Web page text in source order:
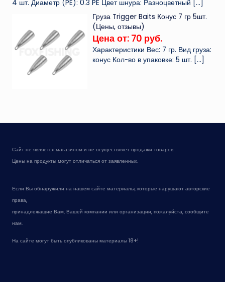
4 шт. Диаметр (PE): 0.3 PE Цвет шнура: Разноцветный […]
Груза Trigger Baits Конус 7 гр 5шт.
(Цены, отзывы)
Цена от: 70 руб.
Характеристики Вес: 7 гр. Вид груза:
конус Кол-во в упаковке: 5 шт. […]
Сайт не является магазином и не осуществляет продажи товаров.
Цены на продукты могут отличаться от заявленных.
Если Вы обнаружили на нашем сайте материалы, которые нарушают авторские
права,
принадлежащие Вам, Вашей компании или организации, пожалуйста, сообщите
нам.
На сайте могут быть опубликованы материалы 18+!